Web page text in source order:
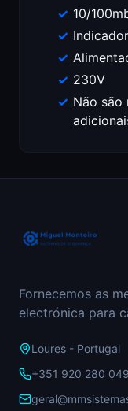
10/
230V
Não são
Fornecemos as
electrónica para
Loures - Portugal
+351 920 280 049